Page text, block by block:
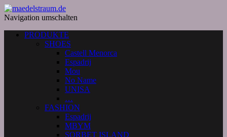
Navigation umschalten
PRODUKTE
SHOES
Castell Menorca
Espadrij
Mou
No Name
UNISA
…
FASHION
Espadrij
MBYM
SORBET ISLAND